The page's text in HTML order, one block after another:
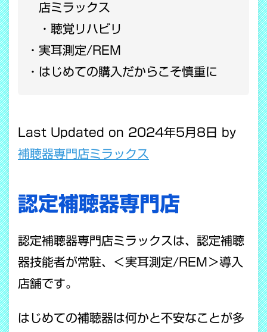
店ミラックス
聴覚リハビリ
実耳測定/REM
はじめての購入だからこそ慎重に
Last Updated on 2024年5月8日 by
補聴器専門店ミラックス
認定補聴器専門店
認定補聴器専門店ミラックスは、認定補聴
器技能者が常駐、＜実耳測定/REM＞導入
店舗です。
はじめての補聴器は何かと不安なことが多